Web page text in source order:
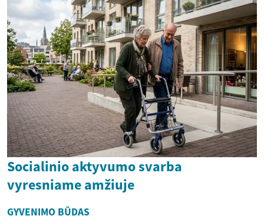
Socialinio aktyvumo svarba
vyresniame amžiuje
GYVENIMO BŪDAS